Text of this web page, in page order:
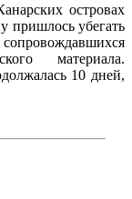
островах
пришлось убегать
материала.
10 дней,